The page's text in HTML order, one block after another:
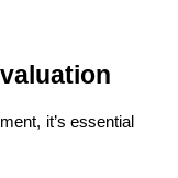
it’s essential